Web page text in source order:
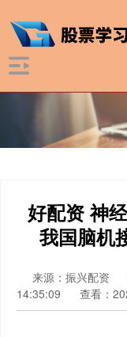
好配资 神
我国脑机
来源：振兴配资
14:35:09
查看：